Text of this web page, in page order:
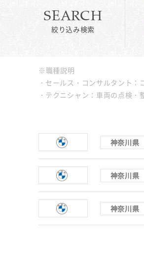
SEARCH
絞り込み検索
※職種説明
セールス・コンサルタント：
テクニシャン：車両の点検・
神奈川県
神奈川県
神奈川県